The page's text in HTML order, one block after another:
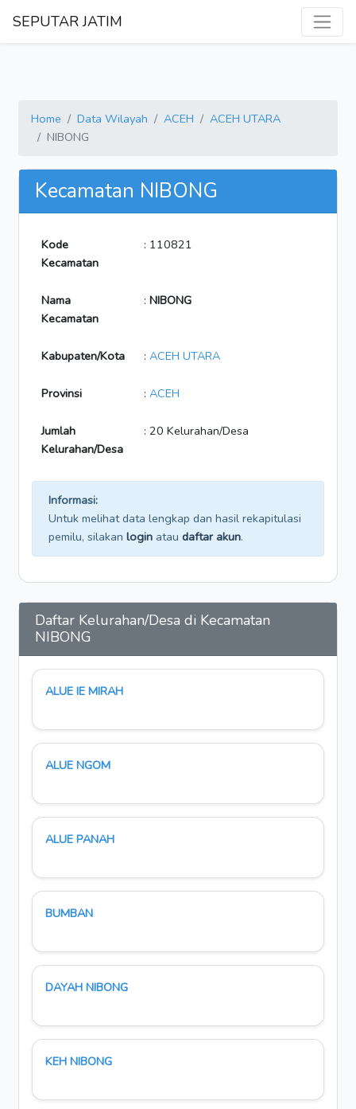
SEPUTAR JATIM
Home Data Wilayah ACEH
ACEH UTARA
NIBONG
Kecamatan NIBONG
Kode
Kecamatan
: 110821
Nama
Kecamatan
: NIBONG
Kabupaten/Kota : ACEH UTARA
Provinsi : ACEH
Jumlah
Kelurahan/Desa
: 20 Kelurahan/Desa
Informasi:
Untuk melihat data lengkap dan hasil rekapitulasi
pemilu, silakan login atau daftar akun.
Daftar Kelurahan/Desa di Kecamatan
NIBONG
ALUE IE MIRAH
ALUE NGOM
ALUE PANAH
BUMBAN
DAYAH NIBONG
KEH NIBONG